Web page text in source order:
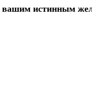
вашим истинным